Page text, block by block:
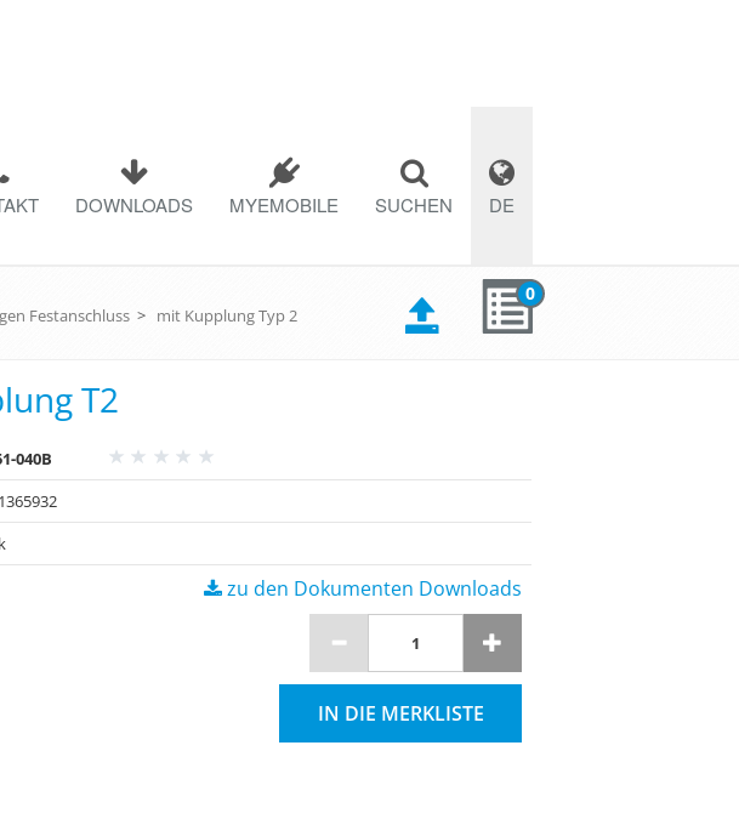
DOWNLOADS MYEMOBILE SUCHEN DE
Festanschluss > mit Kupplung Typ 2
0
T2
040B
zu den Dokumenten Downloads
IN DIE MERKLISTE